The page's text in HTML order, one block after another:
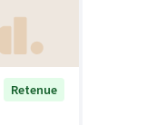
Retenue